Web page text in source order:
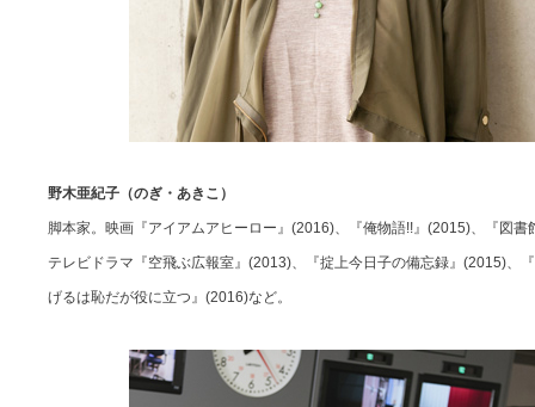
野木亜紀子（のぎ・あきこ）
脚本家。映画『アイアムアヒーロー』(2016)、『俺物語!!』(2015)、『図
テレビドラマ『空飛ぶ広報室』(2013)、『掟上今日子の備忘録』(2015)、
げるは恥だが役に立つ』(2016)など。